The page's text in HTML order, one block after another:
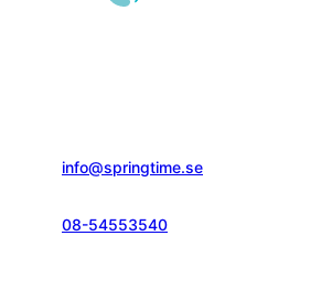
info@springtime.se
08-54553540